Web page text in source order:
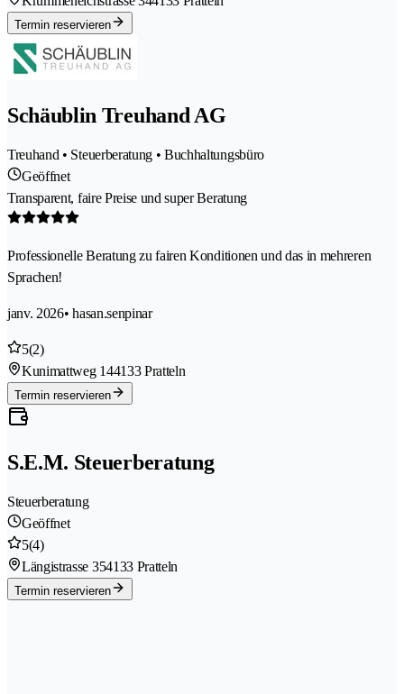
Termin reservieren
Schäublin Treuhand AG
Treuhand • Steuerberatung • Buchhaltungsbüro
Geöffnet
Transparent, faire Preise und super Beratung
Professionelle Beratung zu fairen Konditionen und das in mehreren
Sprachen!
janv. 2026• hasan.senpinar
5(2)
Kunimattweg 144133 Pratteln
Termin reservieren
S.E.M. Steuerberatung
Steuerberatung
Geöffnet
5(4)
Längistrasse 354133 Pratteln
Termin reservieren